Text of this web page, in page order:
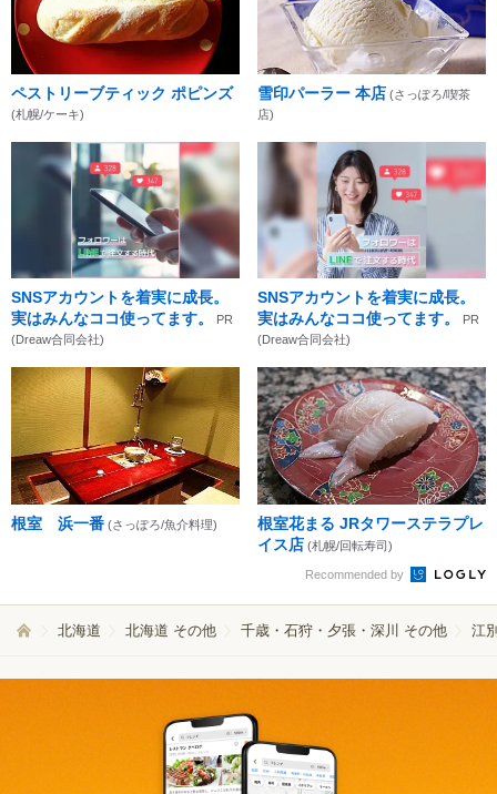
ペストリーブティック ポピンズ
(札幌/ケーキ)
雪印パーラー 本店 (さっぽろ/喫茶
店)
SNSアカウントを着実に成長。
実はみんなココ使ってます。
PR
(Dreaw合同会社)
SNSアカウントを着実に成長。
実はみんなココ使ってます。
PR
(Dreaw合同会社)
根室 浜一番 (さっぽろ/魚介料理)
根室花まる JRタワーステラプレ
イス店 (札幌/回転寿司)
Recommended by
北海道 北海道 その他 千歳・石狩・夕張・深川 その他 江